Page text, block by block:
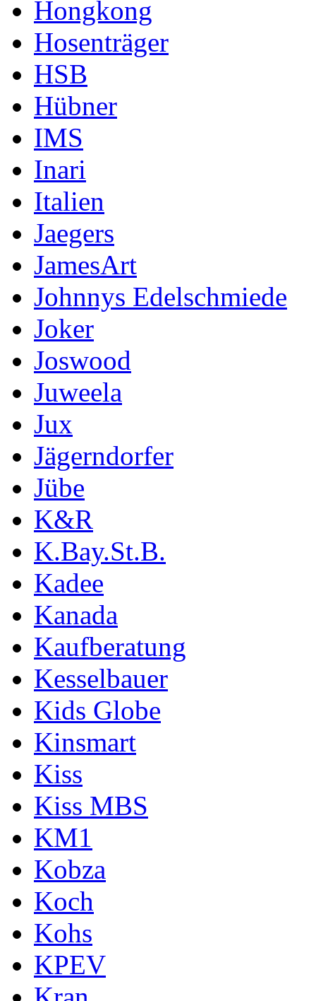
Hongkong
Hosenträger
HSB
Hübner
IMS
Inari
Italien
Jaegers
JamesArt
Johnnys Edelschmiede
Joker
Joswood
Juweela
Jux
Jägerndorfer
Jübe
K&R
K.Bay.St.B.
Kadee
Kanada
Kaufberatung
Kesselbauer
Kids Globe
Kinsmart
Kiss
Kiss MBS
KM1
Kobza
Koch
Kohs
KPEV